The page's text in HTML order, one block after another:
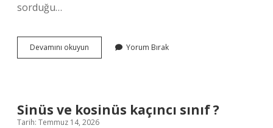
sorduğu…
Devamını okuyun
ve
Yorum Bırak
Sinüs ve kosinüs kaçıncı sınıf ?
Tarih: Temmuz 14, 2026